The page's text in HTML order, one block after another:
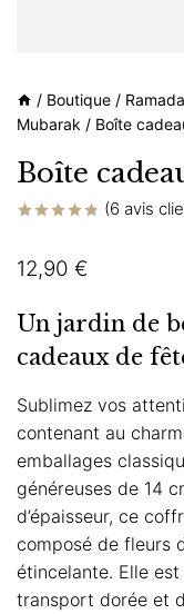
/ Boutique /
Mubarak / Boîte
Boîte
sur
notations
(6 avis
12,90 €
Un jardin de
cadeaux de
Sublimez vos
contenant au
emballages
généreuses de 14
d’épaisseur, ce
composé de fleurs
étincelante. Elle
transport dorée et